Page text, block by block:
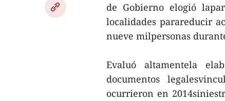
de Gobierno elogió
localidades parareducir
nueve milpersonas
Evaluó altamentela
documentos
ocurrieron en